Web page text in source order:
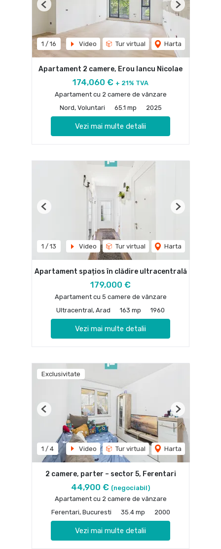
1 / 16 Video Tur virtual Harta
Previous Next
Apartament 2 camere, Erou Iancu Nicolae
174,060 € + 21% TVA
Apartament cu 2 camere de vânzare
Nord, Voluntari
65.1 mp 2025
Vezi mai multe detalii
1 / 13 Video Tur virtual Harta
Previous Next
Apartament spațios în clădire ultracentrală
179,000 €
Apartament cu 5 camere de vânzare
Ultracentral, Arad
163 mp 1960
Vezi mai multe detalii
Exclusivitate
1 / 4 Video Tur virtual Harta
Previous Next
2 camere, parter – sector 5, Ferentari
44,900 € (negociabil)
Apartament cu 2 camere de vânzare
Ferentari, Bucuresti
35.4 mp 2000
Vezi mai multe detalii